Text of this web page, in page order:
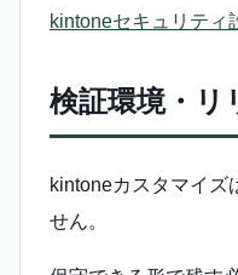
kintoneセキュリティ
検証環境・リ
kintoneカスタマイズ
せん。